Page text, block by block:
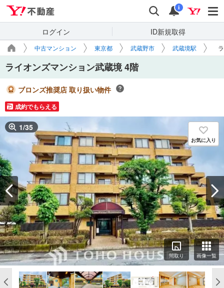
検索 通知
i
ログイン ID新規取得
中古マンション 東京都 武蔵野市 武蔵境駅
ライオンズマンション武蔵境 4階
ブロンズ推奨店 取り扱い物件
成約でもらえる
1/35
お気に入り
間取り 画像一覧